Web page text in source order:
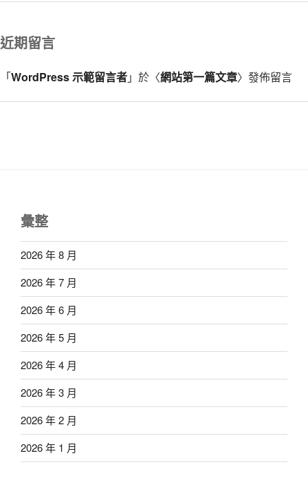
近期留言
「WordPress 示範留言者」於〈網站第一篇文章〉發佈留言
彙整
2026 年 8 月
2026 年 7 月
2026 年 6 月
2026 年 5 月
2026 年 4 月
2026 年 3 月
2026 年 2 月
2026 年 1 月